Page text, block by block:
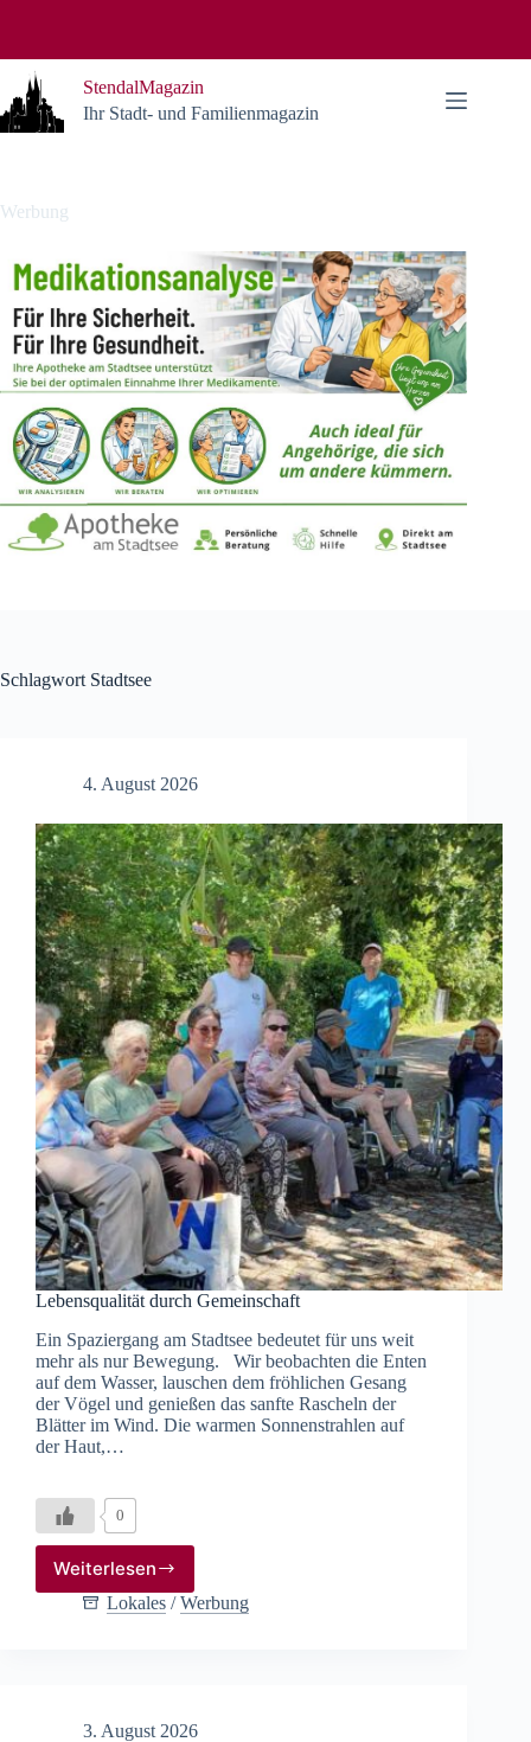
StendalMagazin
Ihr Stadt- und Familienmagazin
Werbung
Schlagwort Stadtsee
4. August 2026
Lebensqualität durch Gemeinschaft
Ein Spaziergang am Stadtsee bedeutet für uns weit
mehr als nur Bewegung. Wir beobachten die Enten
auf dem Wasser, lauschen dem fröhlichen Gesang
der Vögel und genießen das sanfte Rascheln der
Blätter im Wind. Die warmen Sonnenstrahlen auf
der Haut,…
0
WeiterlesenLebensqualität
durch
Lokales /Werbung
3. August 2026